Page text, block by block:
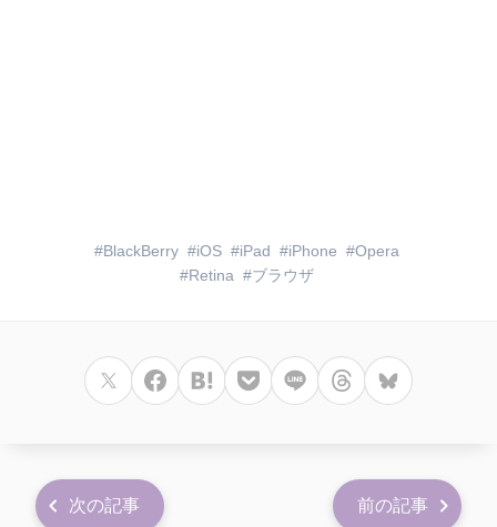
BlackBerry iOS iPad iPhone
Opera
Retina
ブラウザ
次の記事 前の記事